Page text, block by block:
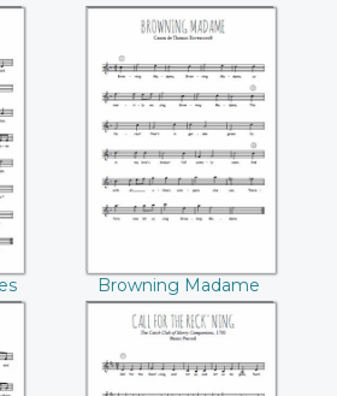
endormons-nous
(Jean-Philippe
Rameau)
Browning Madame
(Thomas
Ravenscroft)
Browning Madame
(Thomas
Ravenscroft)
Call for the